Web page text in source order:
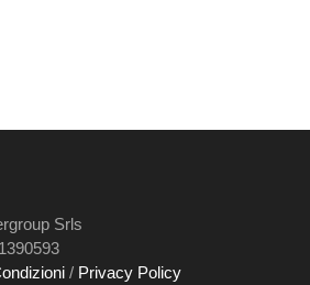
Srls
/ Privacy Policy